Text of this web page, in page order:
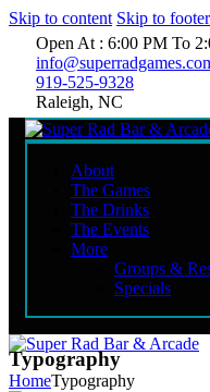
Skip to content Skip to footer
Open At : 6:00 PM To
919-525-9328
Raleigh, NC
About
The Games
The Drinks
The Events
More
Groups &
Specials
Typography
HomeTypography